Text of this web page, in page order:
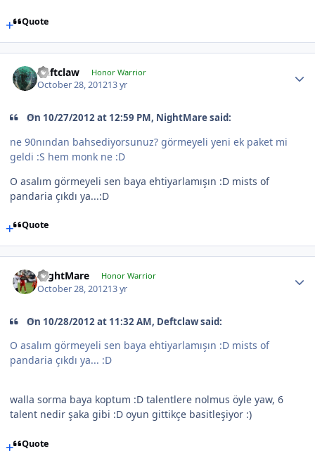
Quote
Deftclaw Honor Warrior
October 28, 201213 yr
On 10/27/2012 at 12:59 PM, NightMare said:
ne 90nından bahsediyorsunuz? görmeyeli yeni ek paket mi
geldi :S hem monk ne :D
O asalım görmeyeli sen baya ehtiyarlamışın :D mists of
pandaria çıkdı ya...:D
Quote
NightMare Honor Warrior
October 28, 201213 yr
On 10/28/2012 at 11:32 AM, Deftclaw said:
O asalım görmeyeli sen baya ehtiyarlamışın :D mists of
pandaria çıkdı ya... :D
walla sorma baya koptum :D talentlere nolmus öyle yaw, 6
talent nedir şaka gibi :D oyun gittikçe basitleşiyor :)
Quote